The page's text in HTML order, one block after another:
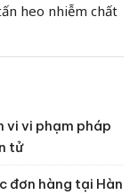
heo nhiễm chất
vi vi phạm pháp
tử
đơn hàng tại Hàn